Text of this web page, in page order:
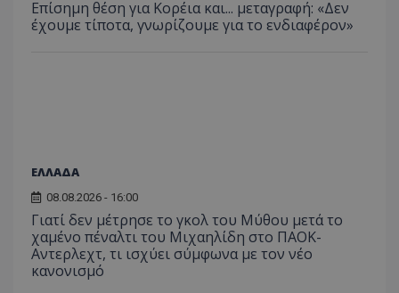
Επίσημη θέση για Κορέια και... μεταγραφή: «Δεν
έχουμε τίποτα, γνωρίζουμε για το ενδιαφέρον»
ΕΛΛΑΔΑ
08.08.2026 - 16:00
Γιατί δεν μέτρησε το γκολ του Μύθου μετά το
χαμένο πέναλτι του Μιχαηλίδη στο ΠΑΟΚ-
Αντερλεχτ, τι ισχύει σύμφωνα με τον νέο
κανονισμό